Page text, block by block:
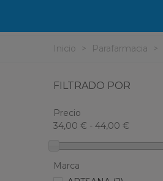
Inicio > Parafarmacia >
FILTRADO POR
Precio
34,00 € - 44,00 €
Marca